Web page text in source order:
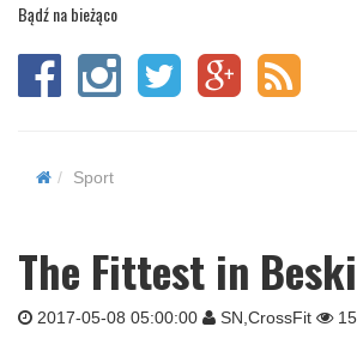
Bądź na bieżąco
Sport
The Fittest in
2017-05-08 05:00:00 SN,CrossFit